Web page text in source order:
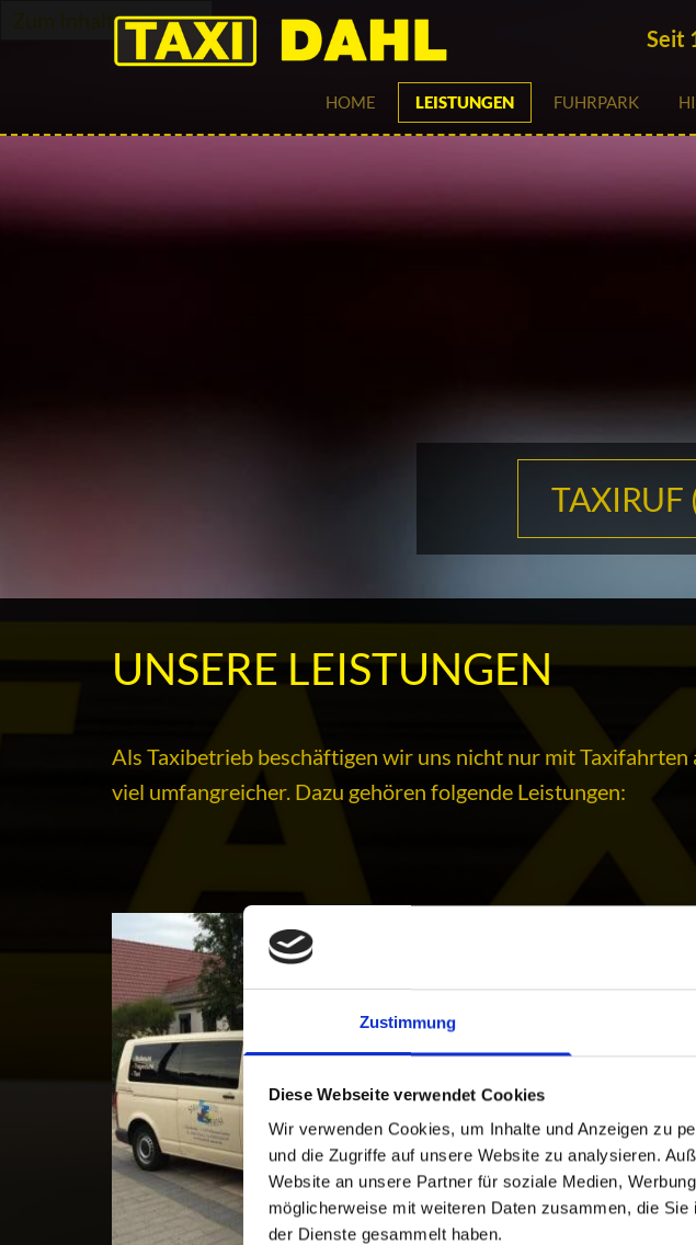
Zustimmung
Diese Webseite verwendet Cookies
Wir verwenden Cookies, um Inhalte und Anzeigen zu
und die Zugriffe auf unsere Website zu analysieren.
Website an unsere Partner für soziale Medien,
möglicherweise mit weiteren Daten zusammen, die
der Dienste gesammelt haben.
Zum Inhalt springen
Seit
HOME LEISTUNGEN FUHRPARK
UNSERE LEISTUNGEN
Als Taxibetrieb beschäftigen wir uns nicht nur mit
viel umfangreicher. Dazu gehören folgende Leistungen:
Fahrten